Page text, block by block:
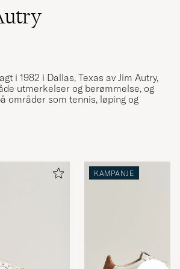
i 1982 i Dallas, Texas av Jim Autry,
utmerkelser og berømmelse, og
områder som tennis, løping og
gikk bort i 2009 og Autry
å vinne priser for den relanserte
Dallas, skriver nå ny Autry-
KAMPANJE